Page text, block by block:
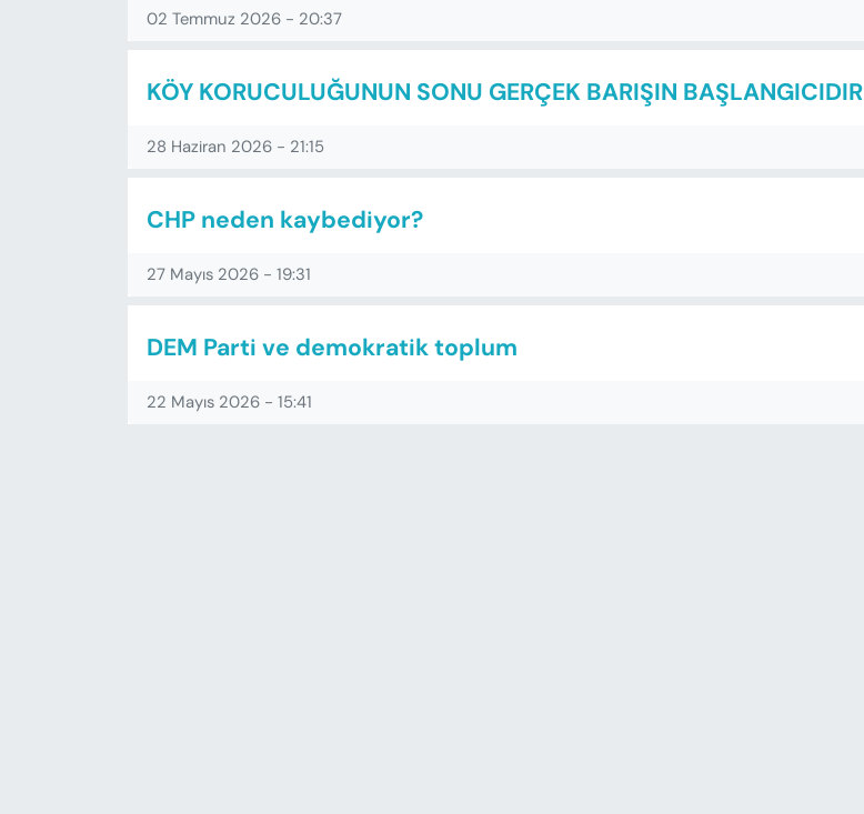
02 Temmuz 2026 - 20:37
KÖY KORUCULUĞUNUN SONU GERÇEK BARIŞIN BAŞLANGICIDIR
28 Haziran 2026 - 21:15
CHP neden kaybediyor?
27 Mayıs 2026 - 19:31
DEM Parti ve demokratik toplum
22 Mayıs 2026 - 15:41
YAZAR KÖŞESİ